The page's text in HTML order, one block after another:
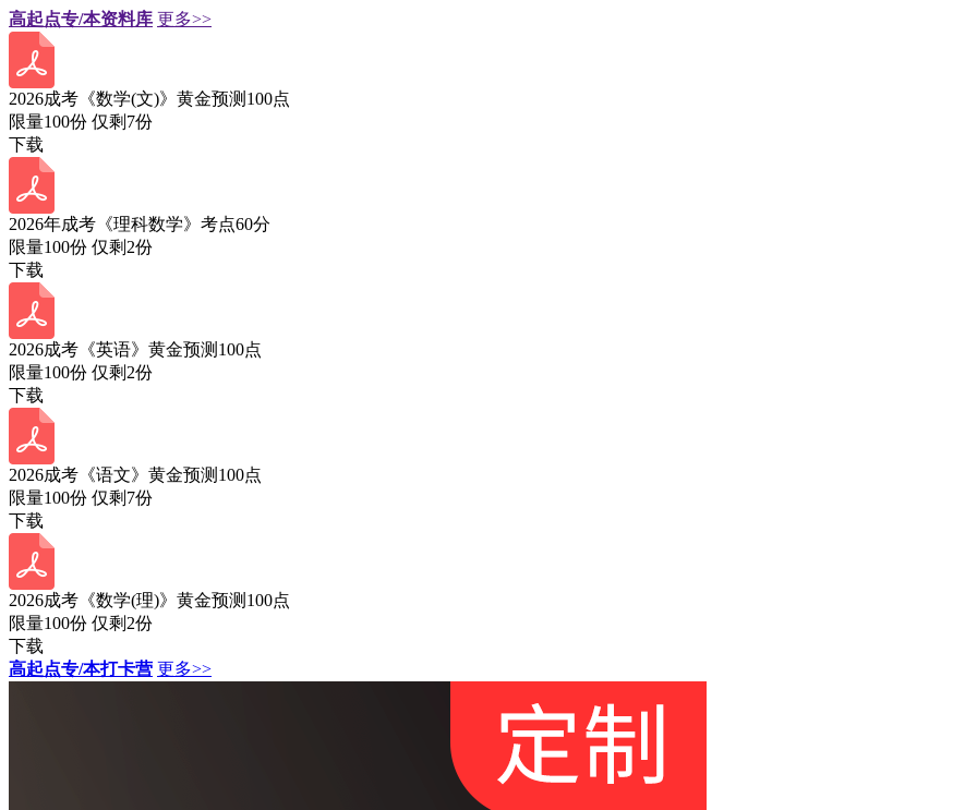
高起点专/本资料库 更多>>
2026成考《数学(文)》黄金预测100点
限量100份 仅剩 7份
下载
2026年成考《理科数学》考点60分
限量100份 仅剩 2份
下载
2026成考《英语》黄金预测100点
限量100份 仅剩 2份
下载
2026成考《语文》黄金预测100点
限量100份 仅剩 7份
下载
2026成考《数学(理)》黄金预测100点
限量100份 仅剩 2份
下载
高起点专/本打卡营 更多>>